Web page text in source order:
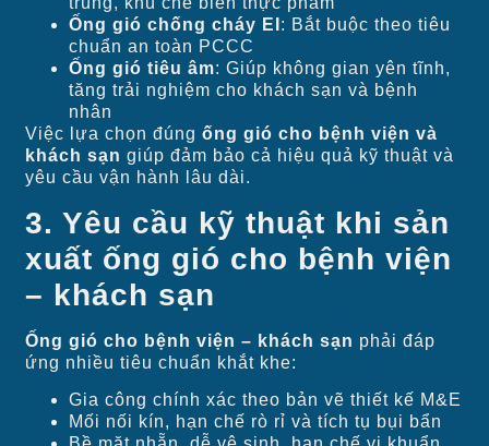
Ống gió chống cháy EI : Bắt buộc theo tiêu
chuẩn an toàn PCCC
Ống gió tiêu âm: Giúp không gian yên tĩnh,
tăng trải nghiệm cho khách sạn và bệnh
nhân
Việc lựa chọn đúngống gió cho bệnh viện và
khách sạn giúp đảm bảo cả hiệu quả kỹ thuật và
yêu cầu vận hành lâu dài.
3. Yêu cầu kỹ thuật khi sản
xuất ống gió cho bệnh viện
– khách sạn
Ống gió cho bệnh viện – khách sạn phải đáp
ứng nhiều tiêu chuẩn khắt khe:
Gia công chính xác theo bản vẽ thiết kế M&E
Mối nối kín, hạn chế rò rỉ và tích tụ bụi bẩn